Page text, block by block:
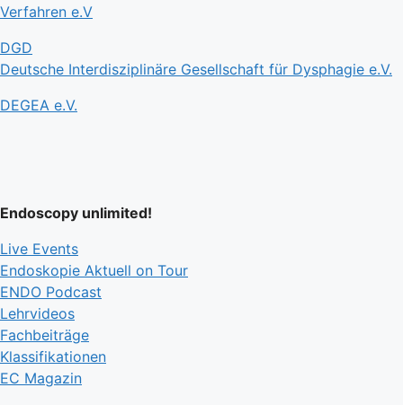
Verfahren e.V
DGD
Deutsche Interdisziplinäre Gesellschaft für Dysphagie e.V.
DEGEA e.V.
Endoscopy unlimited!
Live Events
Endoskopie Aktuell on Tour
ENDO Podcast
Lehrvideos
Fachbeiträge
Klassifikationen
EC Magazin